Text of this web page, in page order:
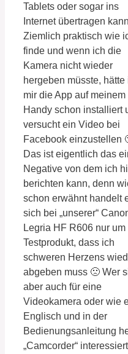
Tablets oder sogar ins
Internet übertragen
Ziemlich praktisch wie
finde und wenn ich die
Kamera nicht wieder
hergeben müsste, hätte
mir die App auf meinem
Handy schon installiert
versucht ein Video bei
Facebook einzustellen
Das ist eigentlich das
Negative von dem ich
berichten kann, denn
schon erwähnt handelt
sich bei „unserer“
Legria HF R606 nur um
Testprodukt, dass ich
schweren Herzens
abgeben muss 🙁 Wer
aber auch für eine
Videokamera oder wie
Englisch und in der
Bedienungsanleitung
„Camcorder“